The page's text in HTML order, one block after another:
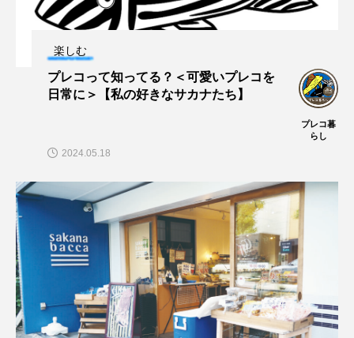
宍道湖自然館ゴビウス 宮古島 寄生
寄生虫
屈斜路湖 岩手県 市場
干潟
幼魚水族館 広島もとまち水族館 形態
微生物 採集 撮影 擬態 文化
料理 新海生物 新潟市
旅行 日本固有種 旬 書籍
楽しむ
プレコって知ってる？＜可愛いプレコを
日常に＞【私の好きなサカナたち】
プレコ暮
らし
2024.05.18